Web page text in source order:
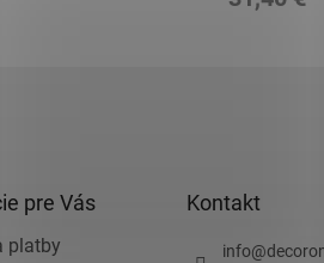
pre Vás
platby
Kontakt
info@